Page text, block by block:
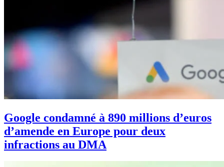
Google condamné à 890 millions d’euros
d’amende en Europe pour deux
infractions au DMA